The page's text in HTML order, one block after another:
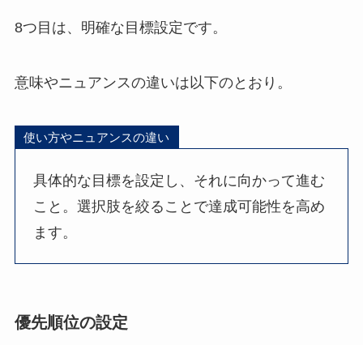
8つ目は、明確な目標設定です。
意味やニュアンスの違いは以下のとおり。
使い方やニュアンスの違い
具体的な目標を設定し、それに向かって進む
こと。選択肢を絞ることで達成可能性を高め
ます。
優先順位の設定